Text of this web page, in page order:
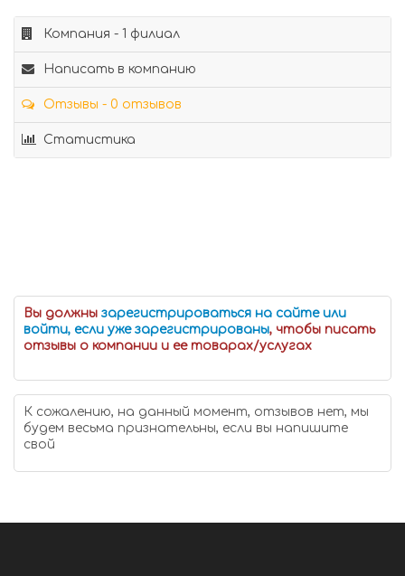
Компания - 1 филиал
Написать в компанию
Отзывы - 0 отзывов
Статистика
Вы должны зарегистрироваться на сайте или
войти, если уже зарегистрированы, чтобы писать
отзывы о компании и ее товарах/услугах
К сожалению, на данный момент, отзывов нет, мы
будем весьма признательны, если вы напишите
свой